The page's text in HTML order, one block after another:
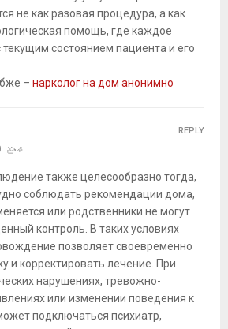
не как разовая процедура, а как
помощь, где каждое
текущим состоянием пациента и его
– нарколог на дом анонимно
ညနေ
также целесообразно тогда,
соблюдать рекомендации дома,
или родственники не могут
контроль. В таких условиях
позволяет своевременно
и корректировать лечение. При
нарушениях, тревожно-
или изменении поведения к
подключаться психиатр,
REPLY